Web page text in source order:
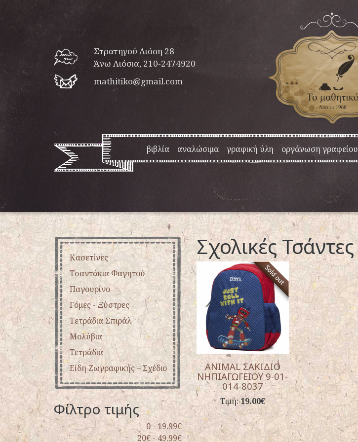
Στρατηγού Λιόση 28
Άνω Λιόσια, 210-2474920
mathitiko@gmail.com
βιβλία αναλώσιμα γραφική ύλη οργάνωση γραφείου
Κασετίνες
Τσαντάκια Φαγητού
Παγουρίνο
Γόμες - Ξύστρες
Τετράδια Σπιράλ
Μολύβια
Tετράδια
Είδη Ζωγραφικής – Σχέδιο
Φίλτρο τιμής
0 - 19.99€
20€ - 49.99€
Σχολικές Τσάντες
ANIMAL ΣΑΚΙΔΙΟ
ΝΗΠΙΑΓΩΓΕΙΟΥ 9-01-
014-8037
Τιμή:19.00€